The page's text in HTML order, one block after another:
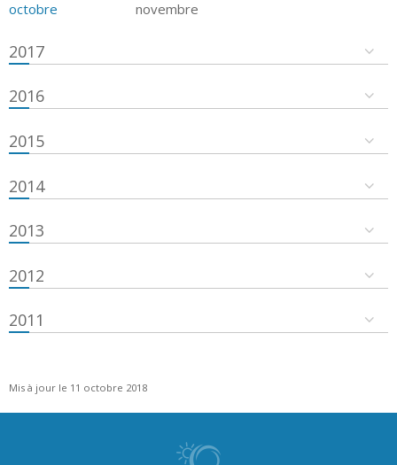
octobre
novembre
2017
2016
2015
2014
2013
2012
2011
Mis à jour le 11 octobre 2018